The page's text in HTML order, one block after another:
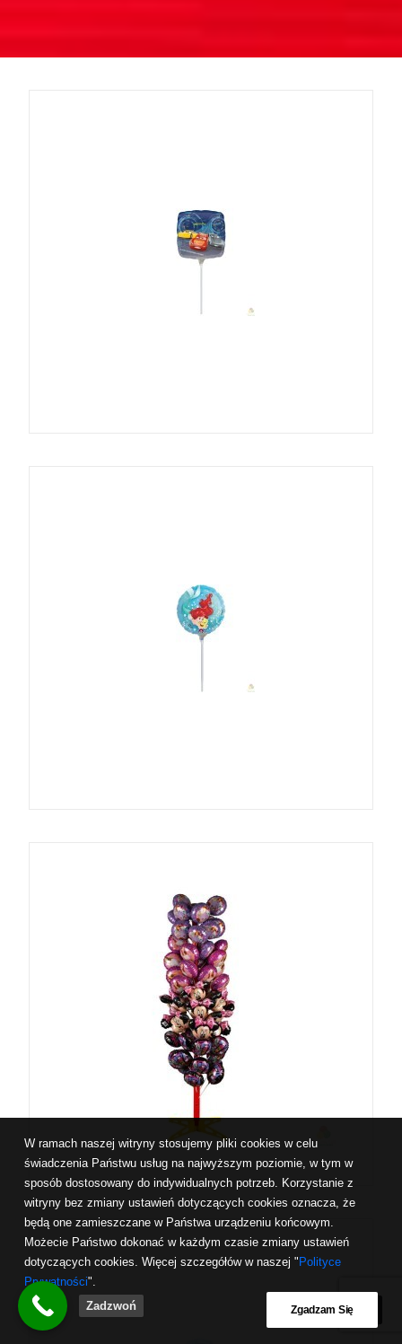
W ramach naszej witryny stosujemy pliki cookies w celu
świadczenia Państwu usług na najwyższym poziomie, w tym w
sposób dostosowany do indywidualnych potrzeb. Korzystanie z
witryny bez zmiany ustawień dotyczących cookies oznacza, że
będą one zamieszczane w Państwa urządzeniu końcowym.
Możecie Państwo dokonać w każdym czasie zmiany ustawień
dotyczących cookies. Więcej szczegółów w naszej " Polityce
Prywatności".
Zgadzam Się
Zadzwoń